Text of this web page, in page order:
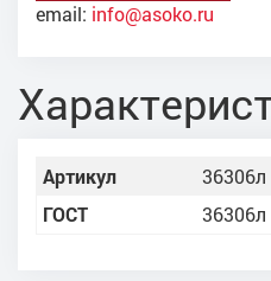
email: info@asoko.ru
Артикул
36306л
ГОСТ
36306л